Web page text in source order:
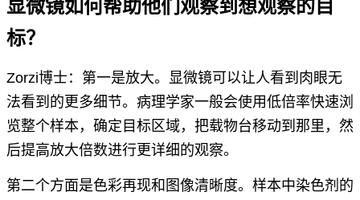
显微镜如何帮助他们观察到想观察的目
标？
Zorzi博士：第一是放大。显微镜可以让人看到肉眼无
法看到的更多细节。病理学家一般会使用低倍率快速浏
览整个样本，确定目标区域，把载物台移动到那里，然
后提高放大倍数进行更详细的观察。
第二个方面是色彩再现和图像清晰度。样本中染色剂的